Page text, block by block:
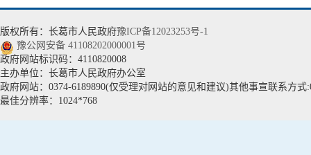
版权所有：长葛市人民政府豫ICP备12023253号-1
豫公网安备 41108202000001号
政府网站标识码：4110820008
主办单位：长葛市人民政府办公室
政府网站：0374-6189890(仅受理对网站的意见和建议)其他事宣联系方式
最佳分辨率：1024*768